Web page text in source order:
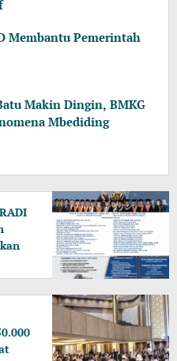
Membantu Pemerintah
Makin Dingin, BMKG
Mbediding